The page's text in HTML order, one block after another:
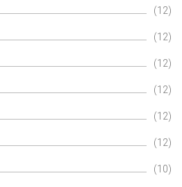
(12)
(12)
(12)
(12)
(12)
(12)
(10)